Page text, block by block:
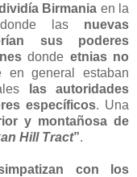
Birmania en la
las nuevas
sus poderes
donde etnias no
en general estaban
las autoridades
específicos. Una
y montañosa de
Hill Tract”.
con los